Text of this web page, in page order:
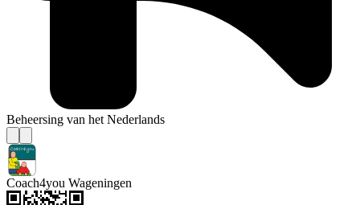
Beheersing van het Nederlands
Coach4you Wageningen